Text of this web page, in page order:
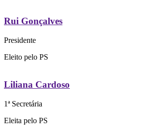
Rui Gonçalves
Presidente
Eleito pelo PS
Liliana Cardoso
1ª Secretária
Eleita pelo PS